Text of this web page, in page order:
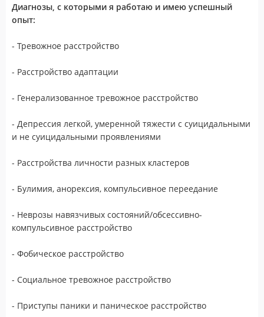
Диагнозы, с которыми я работаю и имею успешный
опыт:
- Тревожное расстройство
- Расстройство адаптации
- Генерализованное тревожное расстройство
- Депрессия легкой, умеренной тяжести с суицидальными
и не суицидальными проявлениями
- Расстройства личности разных кластеров
- Булимия, анорексия, компульсивное переедание
- Неврозы навязчивых состояний/обсессивно-
компульсивное расстройство
- Фобическое расстройство
- Социальное тревожное расстройство
- Приступы паники и паническое расстройство